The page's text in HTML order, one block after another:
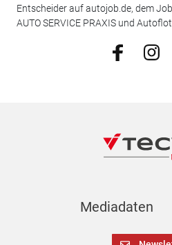
Entscheider auf autojob.de, dem
AUTO SERVICE PRAXIS und
Mediadaten